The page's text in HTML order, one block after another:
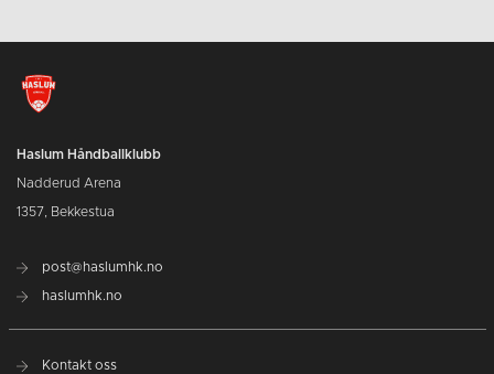
Haslum Håndballklubb
Nadderud Arena
1357, Bekkestua
post@haslumhk.no
haslumhk.no
Kontakt oss